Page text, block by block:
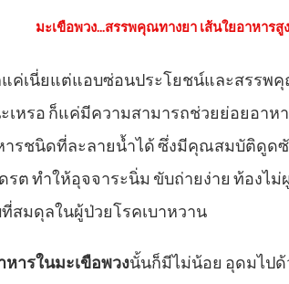
มะเขือพวง...สรรพคุณทางยา เส้นใยอาหารสูง
แค่เนี่ยแต่แอบซ่อนประโยชน์และสรรพคุ
หรอ ก็แค่มีความสามารถช่วยย่อยอาห
ารชนิดที่ละลายน้ำได้ ซึ่งมีคุณสมบัติดูด
รต ทำให้อุจจาระนิ่ม ขับถ่ายง่าย ท้องไ
สมดุลในผู้ป่วยโรคเบาหวาน
ารในมะเขือพวงนั้นก็มีไม่น้อย อุดมไป